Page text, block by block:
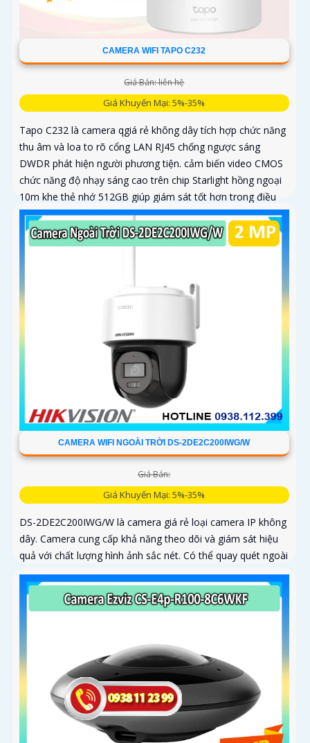
CAMERA WIFI TAPO C232
Giá Bán: liên hệ
Giá Khuyến Mại: 5%-35%
Tapo C232 là camera qgiá rẻ không dây tích hợp chức năng
thu âm và loa to rõ cổng LAN RJ45 chống ngược sáng
DWDR phát hiện người phương tiện. cảm biến video CMOS
chức năng độ nhạy sáng cao trên chip Starlight hồng ngoại
10m khe thẻ nhớ 512GB giúp giám sát tốt hơn trong điều
kiện thiếu sáng
CAMERA WIFI NGOÀI TRỜI DS-2DE2C200IWG/W
Giá Bán:
Giá Khuyến Mại: 5%-35%
DS-2DE2C200IWG/W là camera giá rẻ loại camera IP không
dây. Camera cung cấp khả năng theo dõi và giám sát hiệu
quả với chất lượng hình ảnh sắc nét. Có thể quay quét ngoài
trời...